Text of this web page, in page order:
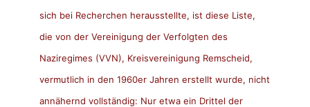
sich bei Recherchen herausstellte, ist diese Liste,
die von der Vereinigung der Verfolgten des
Naziregimes (VVN), Kreisvereinigung Remscheid,
vermutlich in den 1960er Jahren erstellt wurde, nicht
annähernd vollständig: Nur etwa ein Drittel der